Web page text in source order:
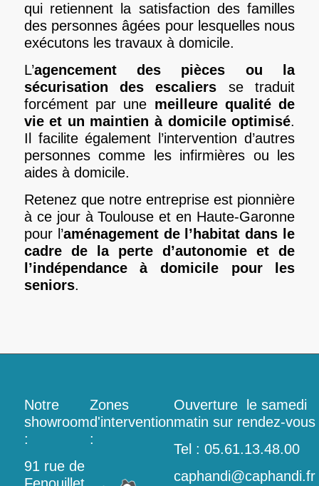
qui retiennent la satisfaction des familles
des personnes âgées pour lesquelles nous
exécutons les travaux à domicile.
L’agencement des pièces ou la
sécurisation des escaliers se traduit
forcément par une meilleure qualité de
vie et un maintien à domicile optimisé.
Il facilite également l’intervention d’autres
personnes comme les infirmières ou les
aides à domicile.
Retenez que notre entreprise est pionnière
à ce jour à Toulouse et en Haute-Garonne
pour l’aménagement de l’habitat dans le
cadre de la perte d’autonomie et de
l’indépendance à domicile pour les
seniors.
Notre
showroom
:
91 rue de
Zones
d'intervention
:
Ouverture le samedi
matin sur rendez-vous
Tel : 05.61.13.48.00
caphandi@caphandi.fr